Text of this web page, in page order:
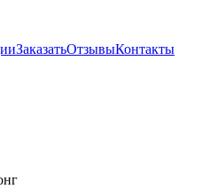
ЗаказатьОтзывыКонтакты